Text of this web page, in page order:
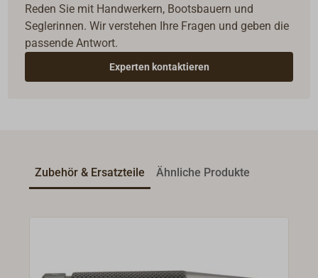
Reden Sie mit Handwerkern, Bootsbauern und
Seglerinnen. Wir verstehen Ihre Fragen und geben die
passende Antwort.
Experten kontaktieren
Zubehör & Ersatzteile Ähnliche Produkte